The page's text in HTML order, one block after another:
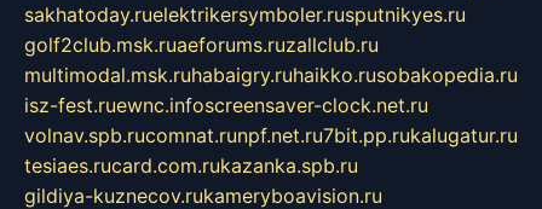
sakhatoday.ruelektrikersymboler.rusputnikyes.ru
golf2club.msk.ruaeforums.ruzallclub.ru
multimodal.msk.ruhabaigry.ruhaikko.rusobakopedia.ru
isz-fest.ruewnc.infoscreensaver-clock.net.ru
volnav.spb.rucomnat.runpf.net.ru7bit.pp.rukalugatur.ru
tesiaes.rucard.com.rukazanka.spb.ru
gildiya-kuznecov.rukameryboavision.ru